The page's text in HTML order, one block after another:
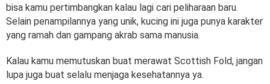
bisa kamu pertimbangkan kalau lagi cari peliharaan baru.
Selain penampilannya yang unik, kucing ini juga punya karakter
yang ramah dan gampang akrab sama manusia.
Kalau kamu memutuskan buat merawat Scottish Fold, jangan
lupa juga buat selalu menjaga kesehatannya ya.